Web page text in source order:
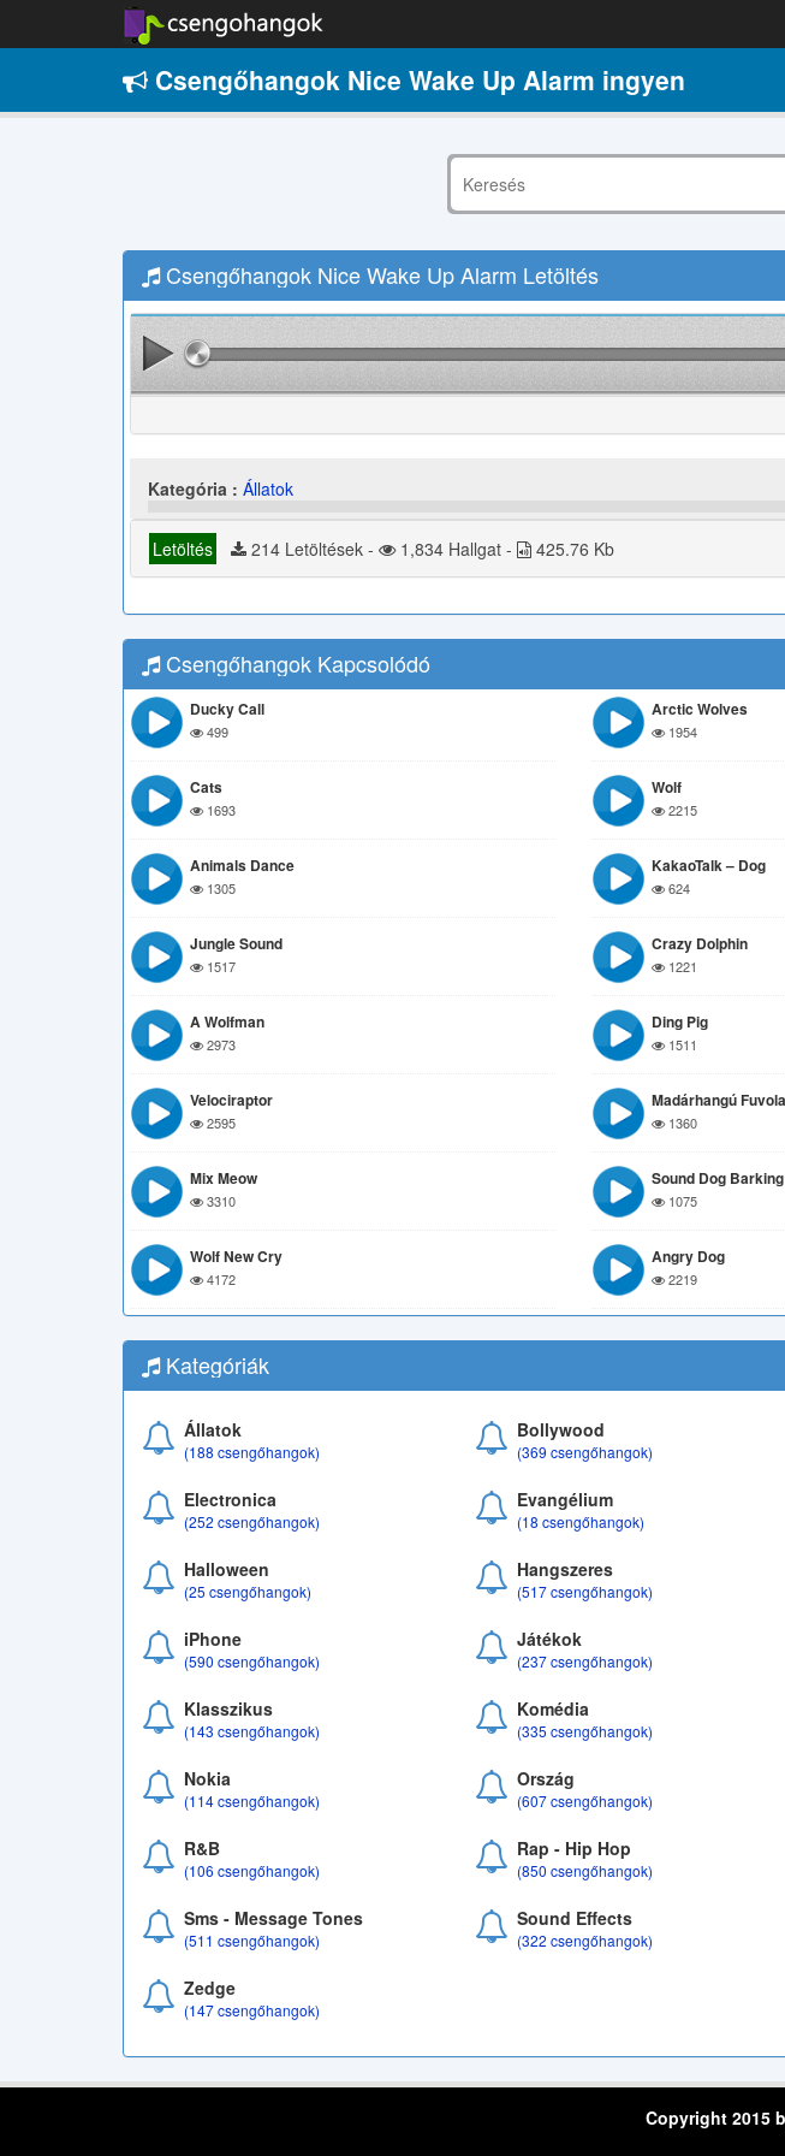
Csengőhangok Nice Wake Up Alarm ingyen
Csengőhangok Nice Wake Up Alarm Letöltés
Kategória : Állatok
Letöltés 214 Letöltések - 1,834 Hallgat - 425.76 Kb
Csengőhangok Kapcsolódó
Ducky Call
499
Arctic Wolves
1954
Cats
1693
Wolf
2215
Animals Dance
1305
KakaoTalk – Dog
624
Jungle Sound
1517
Crazy Dolphin
1221
A Wolfman
2973
Ding Pig
1511
Velociraptor
2595
Madárhangú Fuvola
1360
Mix Meow
3310
Sound Dog Barking
1075
Wolf New Cry
4172
Angry Dog
2219
Kategóriák
Állatok
(188 csengőhangok)
Bollywood
(369 csengőhangok)
Electronica
(252 csengőhangok)
Evangélium
(18 csengőhangok)
Halloween
(25 csengőhangok)
Hangszeres
(517 csengőhangok)
iPhone
(590 csengőhangok)
Játékok
(237 csengőhangok)
Klasszikus
(143 csengőhangok)
Komédia
(335 csengőhangok)
Nokia
(114 csengőhangok)
Ország
(607 csengőhangok)
R&B
(106 csengőhangok)
Rap - Hip Hop
(850 csengőhangok)
Sms - Message Tones
(511 csengőhangok)
Sound Effects
(322 csengőhangok)
Zedge
(147 csengőhangok)
Copyright 2015